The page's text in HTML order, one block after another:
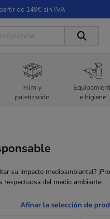
de 149€ sin IVA
Film y
paletización
e higiene
su impacto medioambiantal?
respectuosa del medio ambiante.
Afinar la selección de